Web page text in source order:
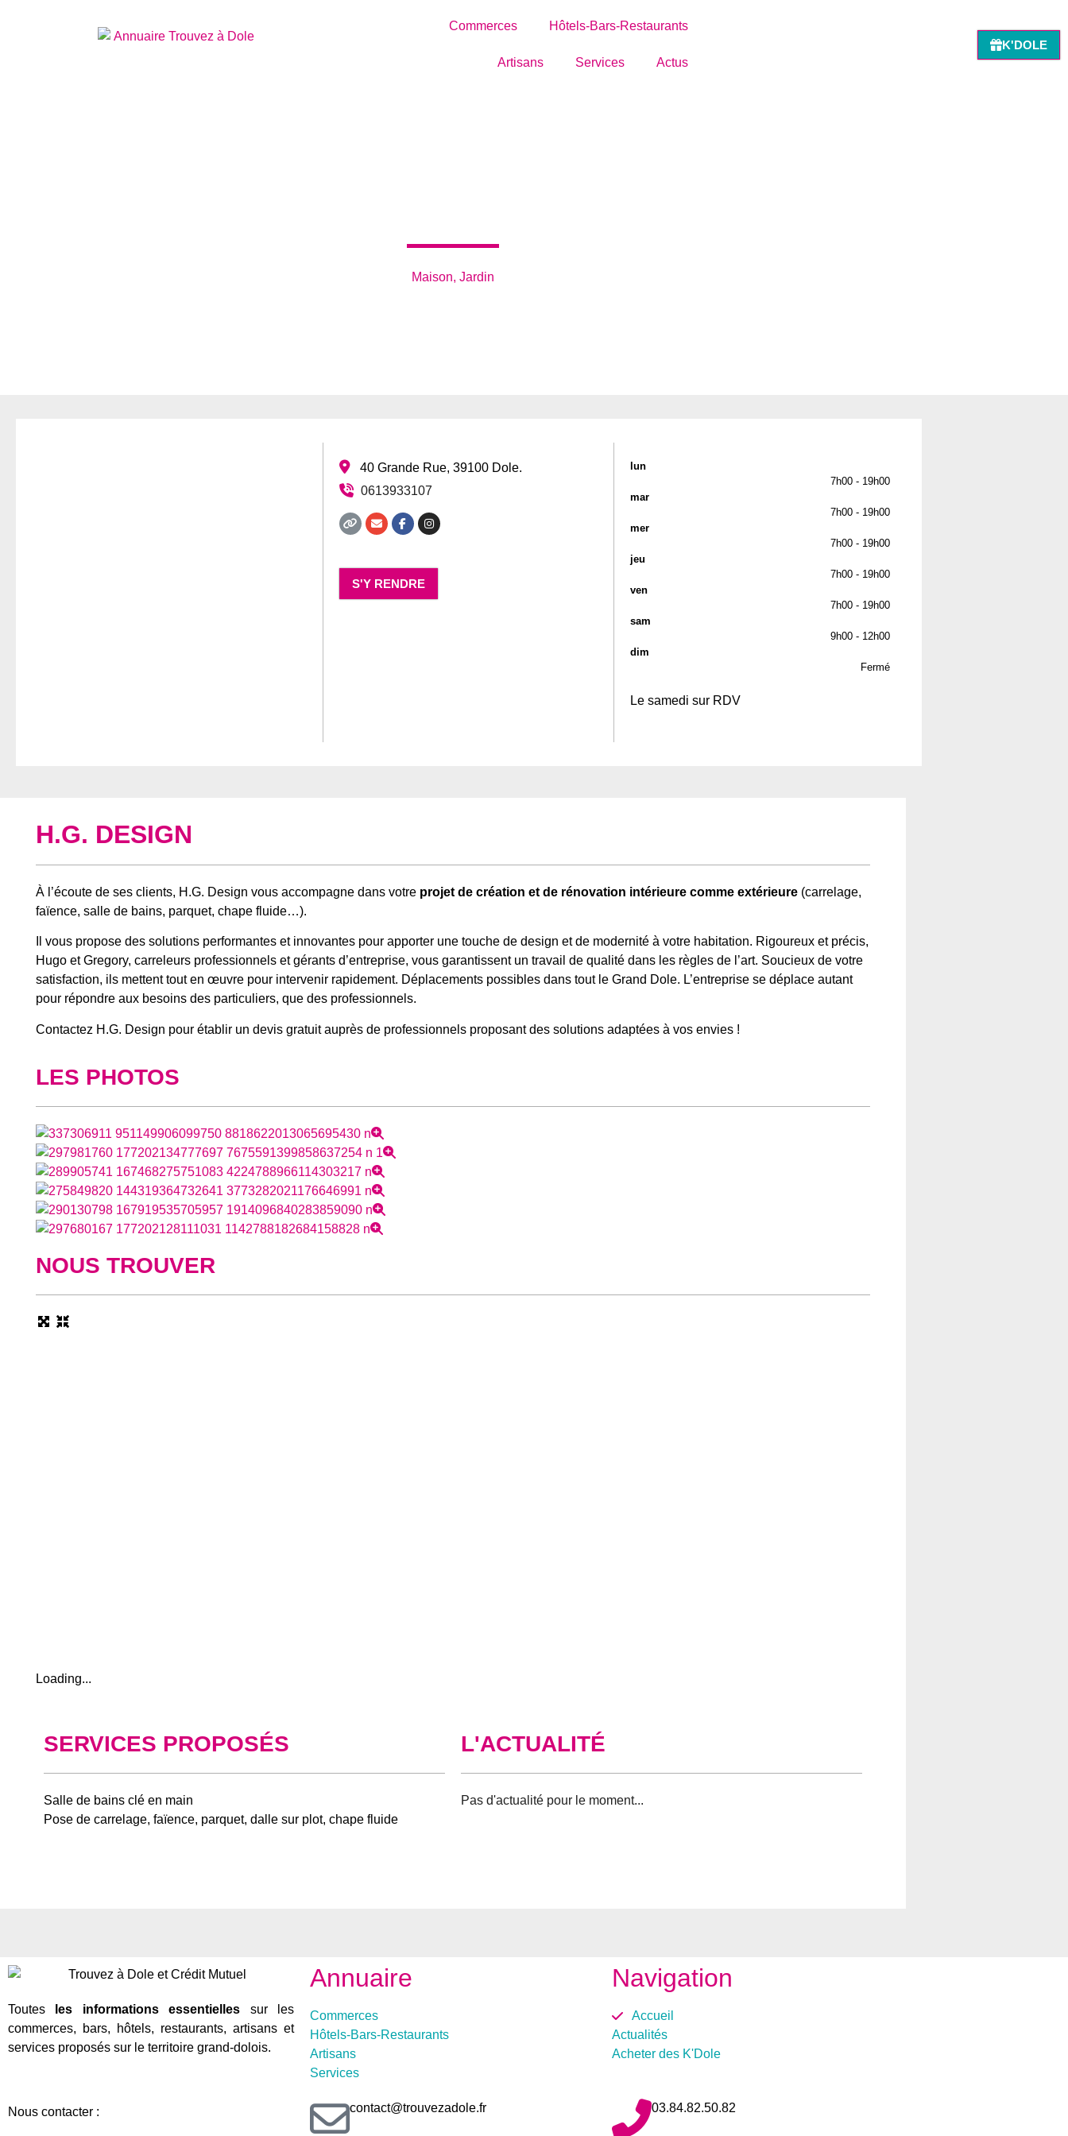
Commerces Hôtels-Bars-Restaurants
Artisans Services Actus
K'DOLE
Maison, Jardin
40 Grande Rue,39100 Dole.
0613933107
S'Y RENDRE
lun
7h00 - 19h00
mar
7h00 - 19h00
mer
7h00 - 19h00
jeu
7h00 - 19h00
ven
7h00 - 19h00
sam
9h00 - 12h00
dim
Fermé
Le samedi sur RDV
H.G. DESIGN
À l’écoute de ses clients, H.G. Design vous accompagne dans votre projet de création et de rénovation intérieure comme extérieure (carrelage,
faïence, salle de bains, parquet, chape fluide…).
Il vous propose des solutions performantes et innovantes pour apporter une touche de design et de modernité à votre habitation. Rigoureux et précis,
Hugo et Gregory, carreleurs professionnels et gérants d’entreprise, vous garantissent un travail de qualité dans les règles de l’art. Soucieux de votre
satisfaction, ils mettent tout en œuvre pour intervenir rapidement. Déplacements possibles dans tout le Grand Dole. L’entreprise se déplace autant
pour répondre aux besoins des particuliers, que des professionnels.
Contactez H.G. Design pour établir un devis gratuit auprès de professionnels proposant des solutions adaptées à vos envies !
LES PHOTOS
NOUS TROUVER
Loading...
SERVICES PROPOSÉS
Salle de bains clé en main
Pose de carrelage, faïence, parquet, dalle sur plot, chape fluide
L'ACTUALITÉ
Aucun résultat trouvé pour
Toutes les informations essentielles sur les
commerces, bars, hôtels, restaurants, artisans et
services proposés sur le territoire grand-dolois.
Annuaire
Commerces
Hôtels-Bars-Restaurants
Artisans
Services
Navigation
Accueil
Actualités
Acheter des K'Dole
Nous contacter : contact@trouvezadole.fr 03.84.82.50.82